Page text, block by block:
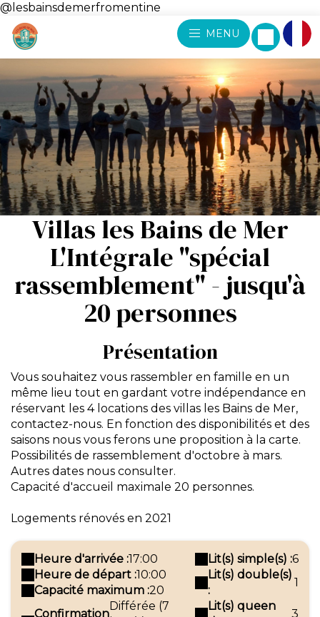
@lesbainsdemerfromentine
MENU
Villas les Bains de Mer
L'Intégrale "spécial
rassemblement" - jusqu'à
20 personnes
Présentation
Vous souhaitez vous rassembler en famille en un
même lieu tout en gardant votre indépendance en
réservant les 4 locations des villas les Bains de Mer,
contactez-nous. En fonction des disponibilités et des
saisons nous vous ferons une proposition à la carte.
Possibilités de rassemblement d'octobre à mars.
Autres dates nous consulter.
Capacité d'accueil maximale 20 personnes.
Logements rénovés en 2021
Heure d'arrivée :17:00
Heure de départ :10:00
Capacité maximum :20
Confirmation
Différée (7
Lit(s) simple(s) :6
Lit(s) double(s)
:
1
Lit(s) queen
3